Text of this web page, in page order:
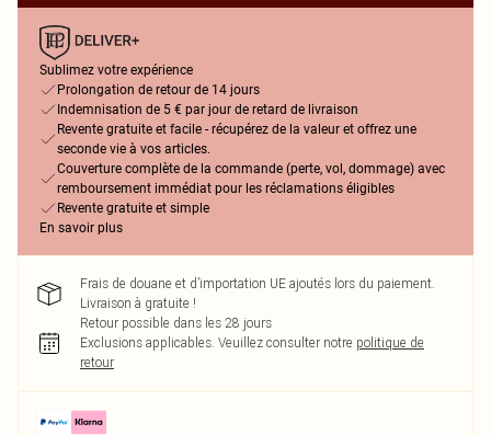
Sublimez votre expérience
Prolongation de retour de 14 jours
Indemnisation de 5 € par jour de retard de livraison
Revente gratuite et facile - récupérez de la valeur et offrez une
seconde vie à vos articles.
Couverture complète de la commande (perte, vol, dommage) avec
remboursement immédiat pour les réclamations éligibles
Revente gratuite et simple
En savoir plus
Frais de douane et d’importation UE ajoutés lors du paiement.
Livraison à gratuite !
Retour possible dans les 28 jours
Exclusions applicables. Veuillez consulter notre politique de
retour